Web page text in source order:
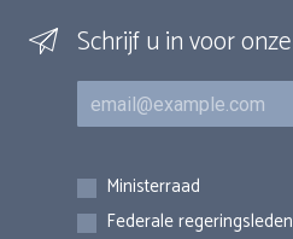
Schrijf u in voor
E-mail
Inschrijvingen
Ministerraad
Federale regeringsleden